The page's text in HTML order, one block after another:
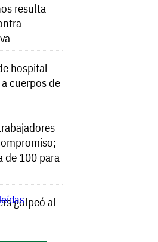
resulta
hospital
cuerpos de
de 100 para
golpeó al